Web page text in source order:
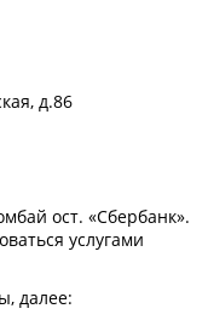
д.86
ост. «Сбербанк».
услугами
далее: